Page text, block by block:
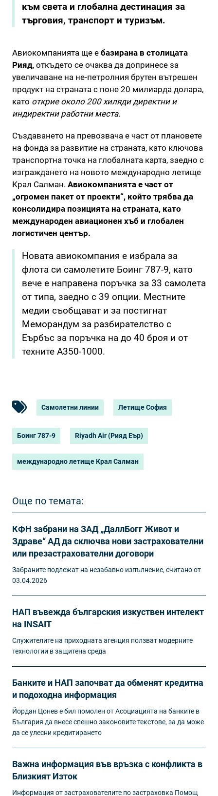
към света и глобална дестинация за
търговия, транспорт и туризъм.
Авиокомпанията ще е базирана в столицата
Рияд, откъдето се очаква да допринесе за
увеличаване на не-петролния брутен вътрешен
продукт на страната с поне 20 милиарда долара,
като открие около 200 хиляди директни и
индиректни работни места.
Създаването на превозвача е част от плановете
на фонда за развитие на страната, като ключова
транспортна точка на глобалната карта, заедно с
изграждането на новото международно летище
Крал Салман. Авиокомпанията е част от
„огромен пакет от проекти“, който трябва да
консолидира позицията на страната, като
международен авиационен хъб и глобален
логистичен център.
Новата авиокомпания е избрала за
флота си самолетите Боинг 787-9, като
вече е направена поръчка за 33 самолета
от типа, заедно с 39 опции. Местните
медии съобщават и за постигнат
Меморандум за разбирателство с
Еърбъс за поръчка на до 40 броя и от
техните А350-1000.
Самолетни линии Летище София
Боинг 787-9 Riyadh Air (Рияд Еър)
международно летище Крал Салман
Още по темата:
КФН забрани на ЗАД „ДаллБогг Живот и
Здраве“ АД да сключва нови застрахователни
или презастрахователни договори
Забраните подлежат на незабавно изпълнение, считано от
03.04.2026
НАП въвежда българския изкуствен интелект
на INSAIT
Служителите на приходната агенция ползват модерните
технологии в защитена среда
Банките и НАП започват да обменят кредитна
и подоходна информация
Йордан Цонев е бил помолен от Асоциацията на банките в
България да внесе спешно законовите текстове, за да може
да се улесни кредитирането
Важна информация във връзка с конфликта в
Близкият Изток
Информация от застрахователите по застраховка Помощ